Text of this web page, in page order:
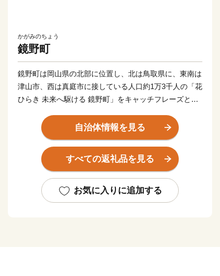
かがみのちょう
鏡野町
鏡野町は岡山県の北部に位置し、北は鳥取県に、東南は
津山市、西は真庭市に接している人口約1万3千人の「花
ひらき 未来へ駆ける 鏡野町」をキャッチフレーズとし
地域となっており、様々な自然の恵みや文化、伝統を有
しています。鏡野町には森や渓谷、田園風景と、四季を
通じて感動できる景観が点在しています。中国山地屈指
の岡山県立森林公園、岡山を代表する紅葉スポット・奥
場・・・・・。鏡野町には、ここでしか味わえない楽し
さがあります。それぞれのスポットを巡って身も心もリ
自治体情報を見る
すべての返礼品を見る
お気に入りに追加する